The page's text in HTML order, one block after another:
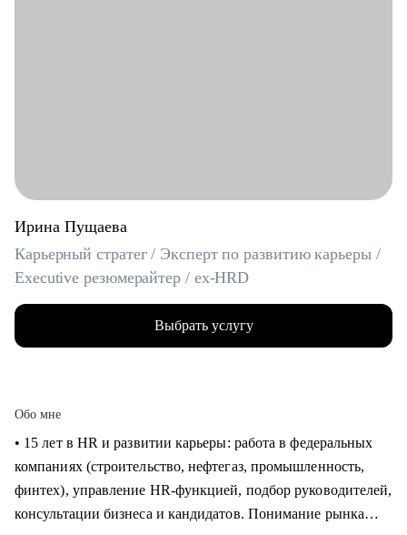
Ирина Пущаева
Карьерный стратег / Эксперт по развитию карьеры /
Executive резюмерайтер / ex-HRD
Выбрать услугу
Обо мне
• 15 лет в HR и развитии карьеры: работа в федеральных
компаниях (строительство, нефтегаз, промышленность,
финтех), управление HR-функцией, подбор руководителей,
консультации бизнеса и кандидатов. Понимание рынка